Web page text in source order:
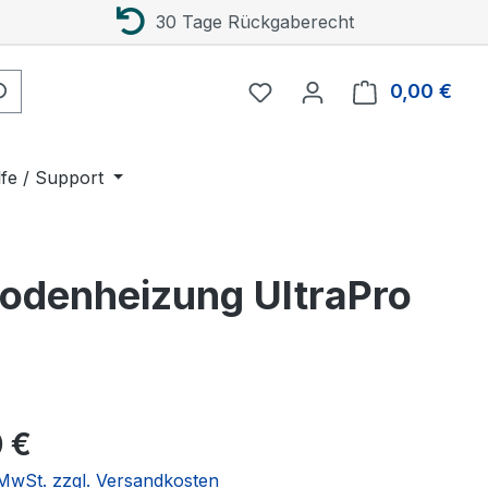
30 Tage Rückgaberecht
0,00 €
/ Support
UltraPro
€
zzgl. Versandkosten